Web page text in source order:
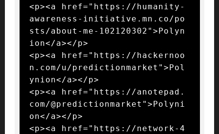
<p><a href="https://humanity-
awareness-initiative.mn.co/po
sts/about-me-102120302">Polyn
ion</a></p>
<p><a href="https://hackernoo
n.com/u/predictionmarket">Pol
ynion</a></p>
<p><a href="https://anotepad.
com/@predictionmarket">Polyni
on</a></p>
<p><a href="https://network-4